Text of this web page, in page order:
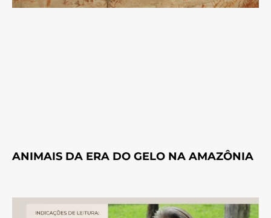
ANIMAIS DA ERA DO GELO NA AMAZÔNIA